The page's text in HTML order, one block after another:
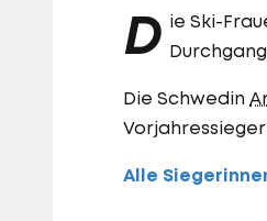
D ie Ski-
Die Schwedin
Alle